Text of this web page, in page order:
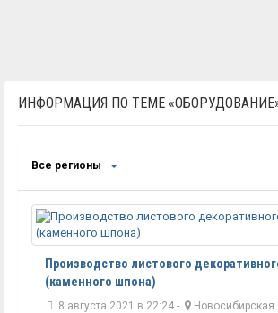
ИНФОРМАЦИЯ ПО ТЕМЕ
Все регионы
Производство листового
(каменного шпона)
8 августа 2021 в 22:24 - Новосибирская